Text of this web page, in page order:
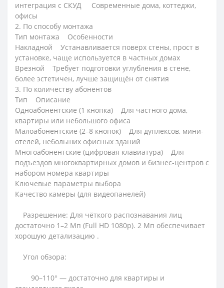
интеграция с СКУД Современные дома, коттеджи,
офисы
2. По способу монтажа
Тип монтажа Особенности
Накладной Устанавливается поверх стены, прост в
установке, чаще используется в частных домах
Врезной Требует подготовки углубления в стене,
более эстетичен, лучше защищён от снятия
3. По количеству абонентов
Тип Описание
Одноабонентские (1 кнопка) Для частного дома,
квартиры или небольшого офиса
Малоабонентские (2–8 кнопок) Для дуплексов, мини-
отелей, небольших офисных зданий
Многоабонентские (цифровая клавиатура) Для
подъездов многоквартирных домов и бизнес-центров с
набором номера квартиры
Ключевые параметры выбора
Качество камеры (для видеопанелей)
Разрешение: Для чёткого распознавания лиц
достаточно 1–2 Мп (Full HD 1080p). 2 Мп обеспечивает
хорошую детализацию .
Угол обзора:
90–110° — достаточно для квартиры и